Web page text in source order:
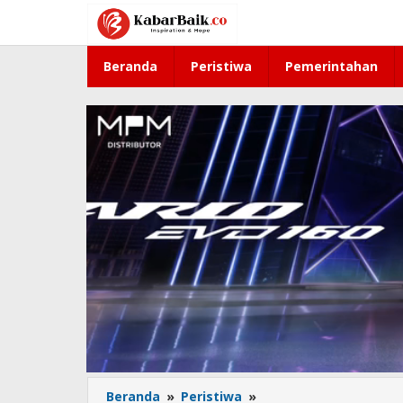
konten
Beranda Peristiwa Pemerintahan
Beranda » Peristiwa »